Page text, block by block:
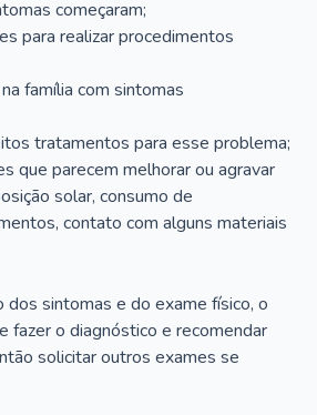
começaram;
para realizar procedimentos
família com sintomas
tratamentos para esse problema;
que parecem melhorar ou agravar
solar, consumo de
contato com alguns materiais
dos sintomas e do exame físico, o
fazer o diagnóstico e recomendar
solicitar outros exames se